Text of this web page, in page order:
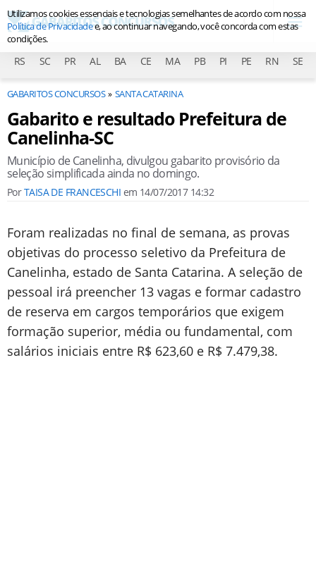
RS SC PR AL BA CE MA PB PI PE RN SE
GABARITOS CONCURSOS SANTA CATARINA
Gabarito e resultado Prefeitura de
Canelinha-SC
Município de Canelinha, divulgou gabarito provisório da
seleção simplificada ainda no domingo.
PorTAISA DE FRANCESCHI em 14/07/2017 14:32
Foram realizadas no final de semana, as provas
objetivas do processo seletivo da Prefeitura de
Canelinha, estado de Santa Catarina. A seleção de
pessoal irá preencher 13 vagas e formar cadastro
de reserva em cargos temporários que exigem
formação superior, média ou fundamental, com
salários iniciais entre R$ 623,60 e R$ 7.479,38.
Utilizamos cookies essenciais e tecnologias semelhantes de acordo com nossa
Política de Privacidadee, ao continuar navegando, você concorda com estas
condições.